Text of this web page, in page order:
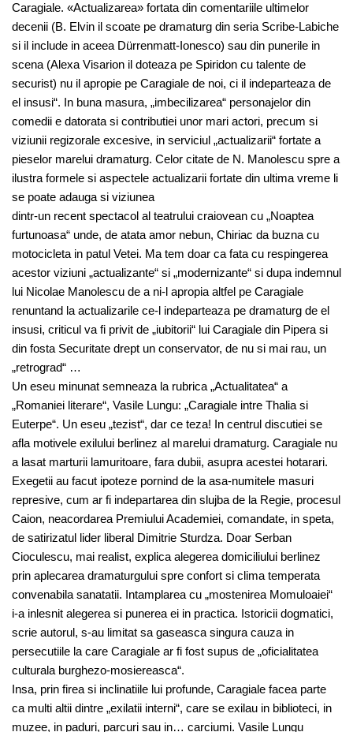
Caragiale. «Actualizarea» fortata din comentariile ultimelor
decenii (B. Elvin il scoate pe dramaturg din seria Scribe-Labiche
si il include in aceea Dürrenmatt-Ionesco) sau din punerile in
scena (Alexa Visarion il doteaza pe Spiridon cu talente de
securist) nu il apropie pe Caragiale de noi, ci il indeparteaza de
el insusi“. In buna masura, „imbecilizarea“ personajelor din
comedii e datorata si contributiei unor mari actori, precum si
viziunii regizorale excesive, in serviciul „actualizarii“ fortate a
pieselor marelui dramaturg. Celor citate de N. Manolescu spre a
ilustra formele si aspectele actualizarii fortate din ultima vreme li
se poate adauga si viziunea
dintr-un recent spectacol al teatrului craiovean cu „Noaptea
furtunoasa“ unde, de atata amor nebun, Chiriac da buzna cu
motocicleta in patul Vetei. Ma tem doar ca fata cu respingerea
acestor viziuni „actualizante“ si „modernizante“ si dupa indemnul
lui Nicolae Manolescu de a ni-l apropia altfel pe Caragiale
renuntand la actualizarile ce-l indeparteaza pe dramaturg de el
insusi, criticul va fi privit de „iubitorii“ lui Caragiale din Pipera si
din fosta Securitate drept un conservator, de nu si mai rau, un
„retrograd“ …
Un eseu minunat semneaza la rubrica „Actualitatea“ a
„Romaniei literare“, Vasile Lungu: „Caragiale intre Thalia si
Euterpe“. Un eseu „tezist“, dar ce teza! In centrul discutiei se
afla motivele exilului berlinez al marelui dramaturg. Caragiale nu
a lasat marturii lamuritoare, fara dubii, asupra acestei hotarari.
Exegetii au facut ipoteze pornind de la asa-numitele masuri
represive, cum ar fi indepartarea din slujba de la Regie, procesul
Caion, neacordarea Premiului Academiei, comandate, in speta,
de satirizatul lider liberal Dimitrie Sturdza. Doar Serban
Cioculescu, mai realist, explica alegerea domiciliului berlinez
prin aplecarea dramaturgului spre confort si clima temperata
convenabila sanatatii. Intamplarea cu „mostenirea Momuloaiei“
i-a inlesnit alegerea si punerea ei in practica. Istoricii dogmatici,
scrie autorul, s-au limitat sa gaseasca singura cauza in
persecutiile la care Caragiale ar fi fost supus de „oficialitatea
culturala burghezo-mosiereasca“.
Insa, prin firea si inclinatiile lui profunde, Caragiale facea parte
ca multi altii dintre „exilatii interni“, care se exilau in biblioteci, in
muzee, in paduri, parcuri sau in… carciumi. Vasile Lungu